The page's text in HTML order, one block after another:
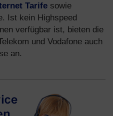
Tarife sowie
Ist kein Highspeed
verfügbar ist, bieten die
und Vodafone auch
an.